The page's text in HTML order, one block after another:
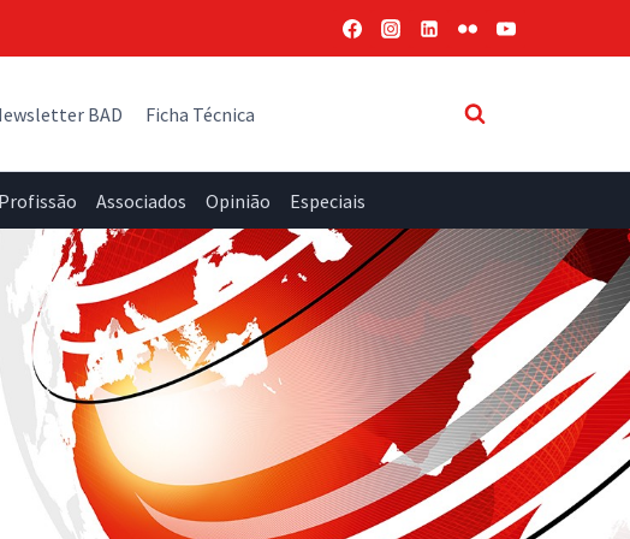
BAD Ficha Técnica
Profissão Associados Opinião Especiais